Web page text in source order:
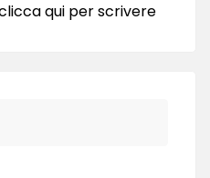
qui per scrivere